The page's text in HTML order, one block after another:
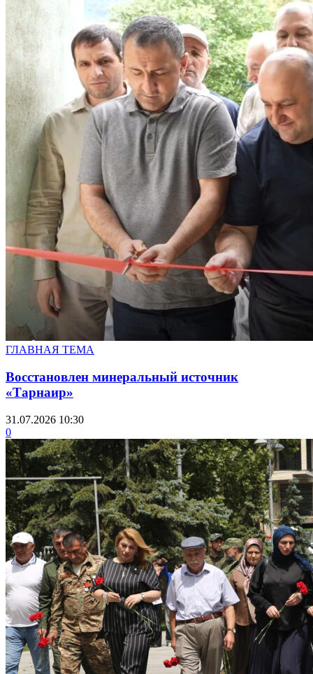
ГЛАВНАЯ ТЕМА
Восстановлен минеральный источник
«Тарнаир»
31.07.2026 10:30
0